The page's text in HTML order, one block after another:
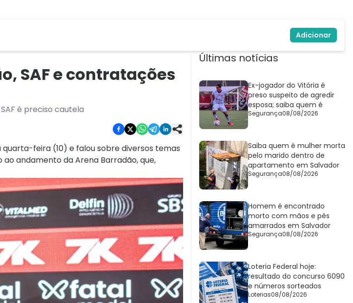
Adicionar
SAF e contratações
é preciso cautela
feira (10) e falou sobre diversos temas
andamento da Arena Barradão, que,
Últimas notícias
Ex-jogador do Vitória é
preso suspeito de agredir
esposa; saiba quem é
Segurança08/08/2026
Saiba quem é mulher morta
pelo marido dentro de
apartamento em Salvador
Segurança08/08/2026
Homem é encontrado
morto com mãos e pés
amarrados em Salvador
Segurança08/08/2026
Loteria Federal hoje:
resultado do concurso 6090
e números sorteados
Loterias08/08/2026